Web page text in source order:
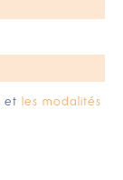
et les modalités